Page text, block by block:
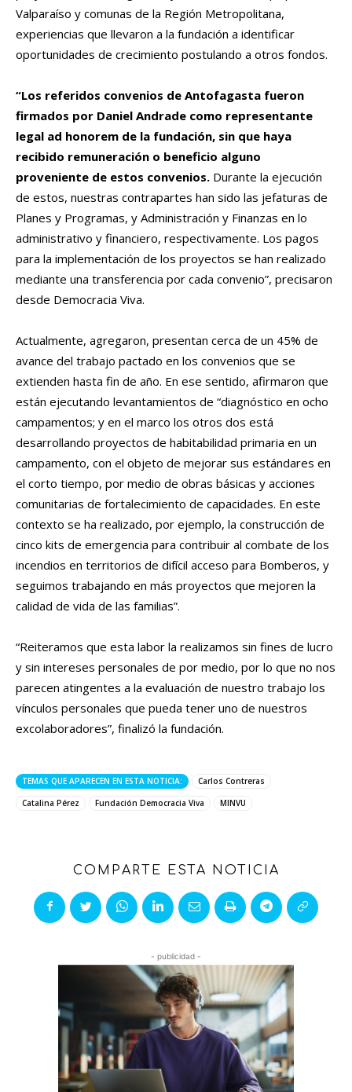
Valparaíso y comunas de la Región Metropolitana,
experiencias que llevaron a la fundación a identificar
oportunidades de crecimiento postulando a otros fondos.
“Los referidos convenios de Antofagasta fueron
firmados por Daniel Andrade como representante
legal ad honorem de la fundación, sin que haya
recibido remuneración o beneficio alguno
proveniente de estos convenios. Durante la ejecución
de estos, nuestras contrapartes han sido las jefaturas de
Planes y Programas, y Administración y Finanzas en lo
administrativo y financiero, respectivamente. Los pagos
para la implementación de los proyectos se han realizado
mediante una transferencia por cada convenio”, precisaron
desde Democracia Viva.
Actualmente, agregaron, presentan cerca de un 45% de
avance del trabajo pactado en los convenios que se
extienden hasta fin de año. En ese sentido, afirmaron que
están ejecutando levantamientos de “diagnóstico en ocho
campamentos; y en el marco los otros dos está
desarrollando proyectos de habitabilidad primaria en un
campamento, con el objeto de mejorar sus estándares en
el corto tiempo, por medio de obras básicas y acciones
comunitarias de fortalecimiento de capacidades. En este
contexto se ha realizado, por ejemplo, la construcción de
cinco kits de emergencia para contribuir al combate de los
incendios en territorios de difícil acceso para Bomberos, y
seguimos trabajando en más proyectos que mejoren la
calidad de vida de las familias”.
“Reiteramos que esta labor la realizamos sin fines de lucro
y sin intereses personales de por medio, por lo que no nos
parecen atingentes a la evaluación de nuestro trabajo los
vínculos personales que pueda tener uno de nuestros
excolaboradores”, finalizó la fundación.
TEMAS QUE APARECEN EN ESTA NOTICIA:
Carlos Contreras
Catalina Pérez
Fundación Democracia Viva MINVU
COMPARTE ESTA NOTICIA
- publicidad -